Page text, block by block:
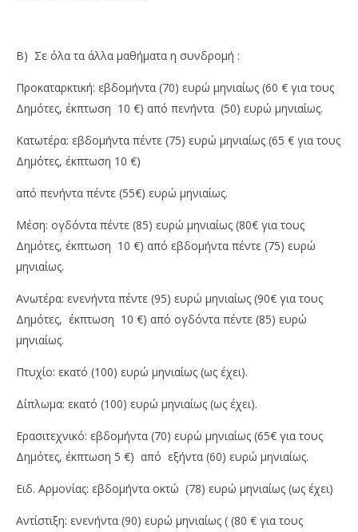
Β) Σε όλα τα άλλα μαθήματα η συνδρομή :
Προκαταρκτική: εβδομήντα (70) ευρώ μηνιαίως (60 € για τους
Δημότες, έκπτωση 10 €) από πενήντα (50) ευρώ μηνιαίως.
Κατωτέρα: εβδομήντα πέντε (75) ευρώ μηνιαίως (65 € για τους
Δημότες, έκπτωση 10 €)
από πενήντα πέντε (55€) ευρώ μηνιαίως.
Μέση: ογδόντα πέντε (85) ευρώ μηνιαίως (80€ για τους
Δημότες, έκπτωση 10 €) από εβδομήντα πέντε (75) ευρώ
μηνιαίως.
Ανωτέρα: ενενήντα πέντε (95) ευρώ μηνιαίως (90€ για τους
Δημότες, έκπτωση 10 €) από ογδόντα πέντε (85) ευρώ
μηνιαίως.
Πτυχίο: εκατό (100) ευρώ μηνιαίως (ως έχει).
Δίπλωμα: εκατό (100) ευρώ μηνιαίως (ως έχει).
Ερασιτεχνικό: εβδομήντα (70) ευρώ μηνιαίως (65€ για τους
Δημότες, έκπτωση 5 €) από εξήντα (60) ευρώ μηνιαίως.
Ειδ. Αρμονίας: εβδομήντα οκτώ (78) ευρώ μηνιαίως (ως έχει)
Αντίστιξη: ενενήντα (90) ευρώ μηνιαίως ( (80 € για τους